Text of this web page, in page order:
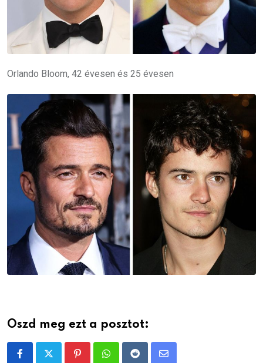
Orlando Bloom, 42 évesen és 25 évesen
Oszd meg ezt a posztot: